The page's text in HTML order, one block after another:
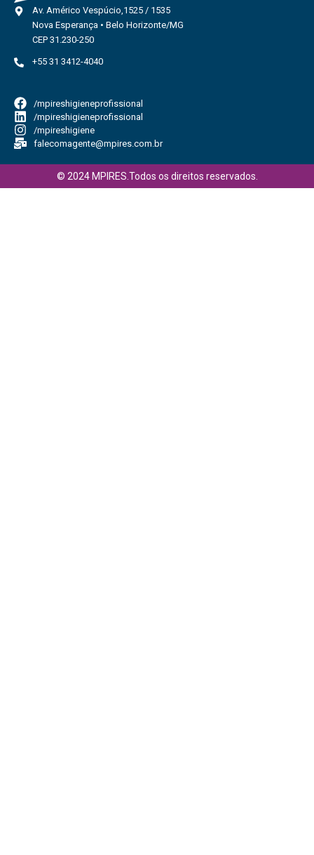
Av. Américo Vespúcio,1525 / 1535
Nova Esperança • Belo Horizonte/MG
CEP 31.230-250
+55 31 3412-4040
/mpireshigieneprofissional
/mpireshigieneprofissional
/mpireshigiene
falecomagente@mpires.com.br
© 2024 MPIRES.Todos os direitos reservados.